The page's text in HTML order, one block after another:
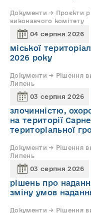
Документи → Проєкти
виконавчого комітету
04 серпня 2026
міської
2026 року
Документи → Рішення
Липень
03 серпня 2026
злочинністю,
на території
територіальної
Документи → Рішення
Липень
03 серпня 2026
рішень про
зміну умов
Документи → Рішення